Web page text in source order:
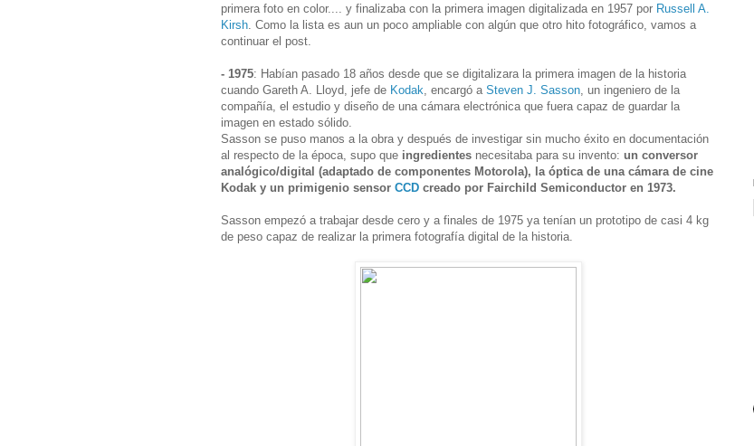
primera foto en color.... y finalizaba con la primera imagen digitalizada en 1957 por Russell A.
Kirsh. Como la lista es aun un poco ampliable con algún que otro hito fotográfico, vamos a
continuar el post.
- 1975: Habían pasado 18 años desde que se digitalizara la primera imagen de la historia
cuando Gareth A. Lloyd, jefe de Kodak, encargó a Steven J. Sasson, un ingeniero de la
compañía, el estudio y diseño de una cámara electrónica que fuera capaz de guardar la
imagen en estado sólido.
Sasson se puso manos a la obra y después de investigar sin mucho éxito en documentación
al respecto de la época, supo que ingredientes necesitaba para su invento: un conversor
analógico/digital (adaptado de componentes Motorola), la óptica de una cámara de cine
Kodak y un primigenio sensor CCD creado por Fairchild Semiconductor en 1973.
Sasson empezó a trabajar desde cero y a finales de 1975 ya tenían un prototipo de casi 4 kg
de peso capaz de realizar la primera fotografía digital de la historia.